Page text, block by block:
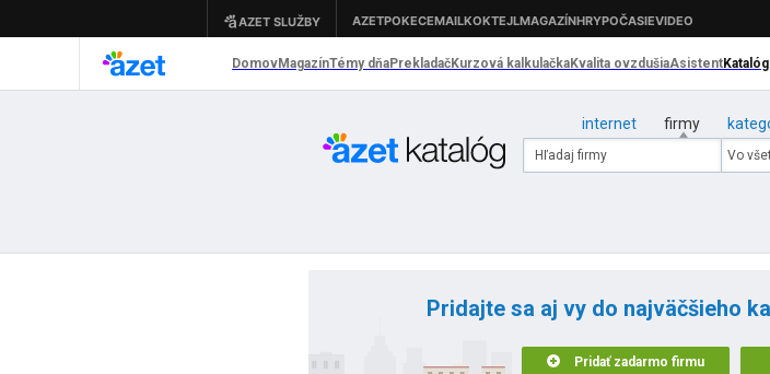
internet firmy
Pridajte sa aj vy do najväčšieho
Pridať zadarmo firmu